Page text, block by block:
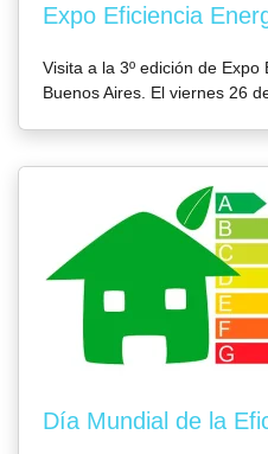
Expo Eficiencia
Visita a la 3º edición de Expo
Buenos Aires. El viernes 26
Día Mundial de la